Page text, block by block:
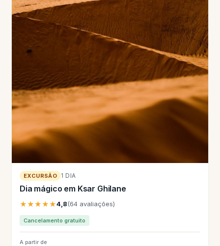
EXCURSÃO 1 DIA
Dia mágico em Ksar Ghilane
★★★★★4,8(64 avaliações)
Cancelamento gratuito
A partir de